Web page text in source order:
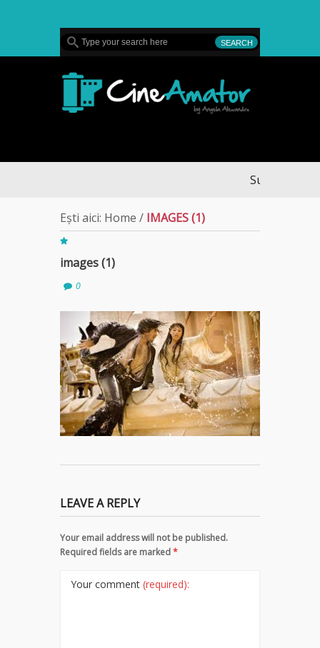
Sullivan’s
Ești aici: Home / IMAGES (1)
images (1)
0
LEAVE A REPLY
Your email address will not be published.
Required fields are marked*
Your comment (required):